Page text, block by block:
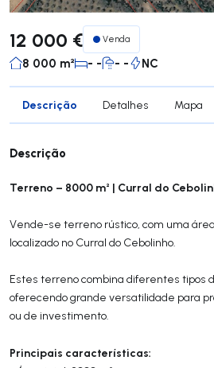
12 000 € Venda
8 000 m² - - - - NC
Descrição Detalhes Mapa
Descrição
Terreno – 8000 m² | Curral do
Vende-se terreno rústico, com uma
localizado no Curral do Cebolinho.
Estes terreno combina diferentes tipos
oferecendo grande versatilidade para
ou de investimento.
Principais características: